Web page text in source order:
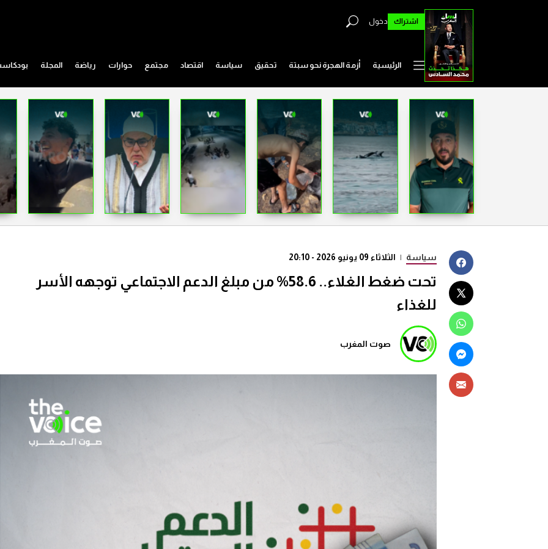
اشتراك دخول
الرئيسية أزمة الهجرة نحو سبتة تحقيق سياسة اقتصاد مجتمع حوارات رياضة المجلة
سياسة | الثلاثاء 09 يونيو 2026 - 20:10
تحت ضغط الغلاء.. 58.6% من مبلغ الدعم الاجتماعي توجهه الأسر
للغذاء
صوت المغرب